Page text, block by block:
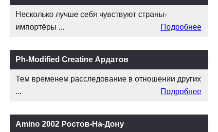
Несколько лучше себя чувствуют страны-
импортёры ...
Подробнее
Ph-Modified Creatine Ардатов
Тем временем расследование в отношении других
...
Подробнее
Amino 2002 Ростов-На-Дону